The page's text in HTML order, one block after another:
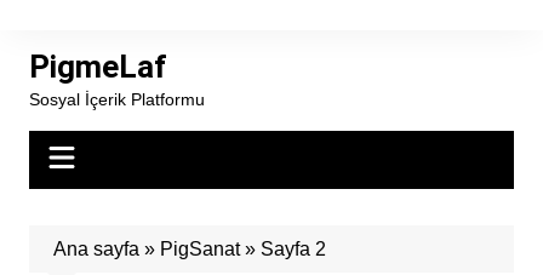
contentPigmeLaf
Sosyal İçerik Platformu
Ana sayfa » PigSanat» Sayfa 2